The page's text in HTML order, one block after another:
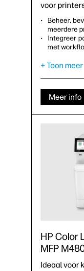
voor
Beheer,
meerdere
Integreer
met
+ Toon meer
Meer info
HP Color
MFP
Ideaal voor